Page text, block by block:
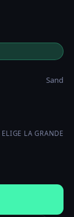
Sand
LA GRANDE